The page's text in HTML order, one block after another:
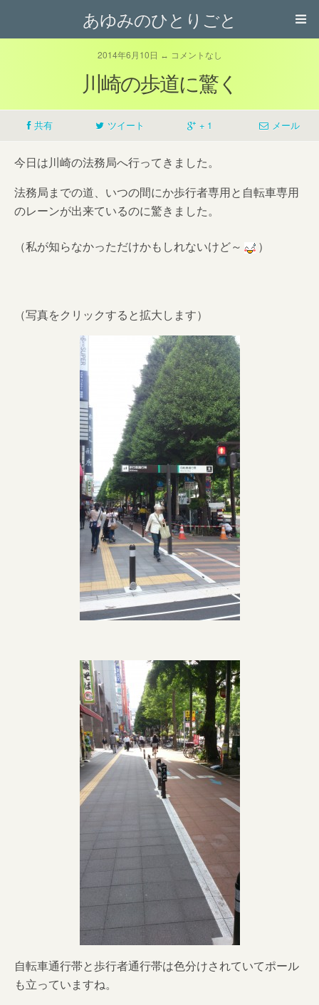
あゆみのひとりごと
2014年6月10日 ↔ コメントなし
川崎の歩道に驚く
共有 ツイート + 1 メール
今日は川崎の法務局へ行ってきました。
法務局までの道、いつの間にか歩行者専用と自転車専用
のレーンが出来ているのに驚きました。
（私が知らなかっただけかもしれないけど～ ）
（写真をクリックすると拡大します）
自転車通行帯と歩行者通行帯は色分けされていてポール
も立っていますね。